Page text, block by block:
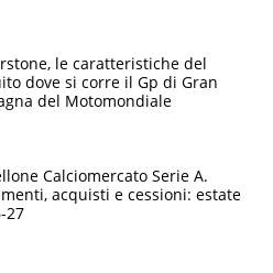
le caratteristiche del
dove si corre il Gp di Gran
del Motomondiale
Calciomercato Serie A.
acquisti e cessioni: estate
27